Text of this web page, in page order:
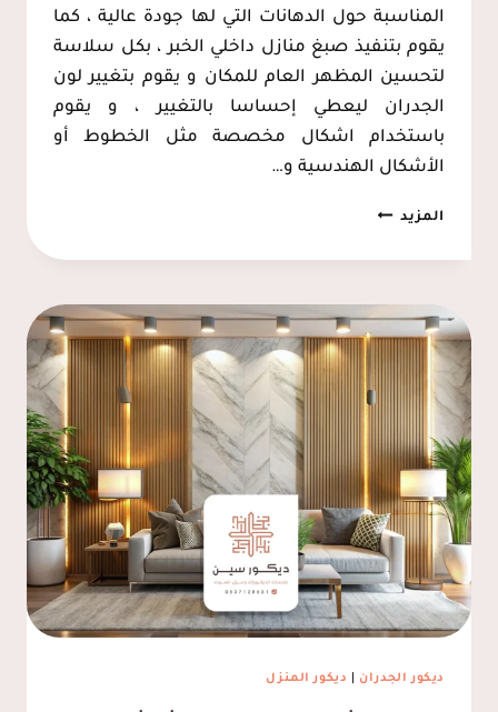
المناسبة حول الدهانات التي لها جودة عالية ، كما
يقوم بتنفيذ صبغ منازل داخلي الخبر ، بكل سلاسة
لتحسين المظهر العام للمكان و يقوم بتغيير لون
الجدران ليعطي إحساسا بالتغيير ، و يقوم
باستخدام اشكال مخصصة مثل الخطوط أو
الأشكال الهندسية و…
المزيدمعلم
ت:
0537128631
منازل
الخبر
ديكور الجدران ديكور المنزل